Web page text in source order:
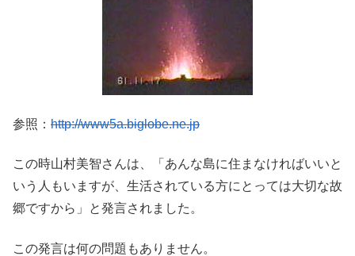
参照： http://www5a.biglobe.ne.jp
この時山村美智さんは、「あんな島に住まなければいいと
いう人もいますが、生活されている方にとっては大切な故
郷ですから」と発言されました。
この発言は何の問題もありません。